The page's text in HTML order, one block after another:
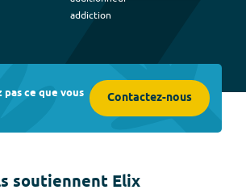
addiction
ce que vous Contactez-nous
soutiennent Elix